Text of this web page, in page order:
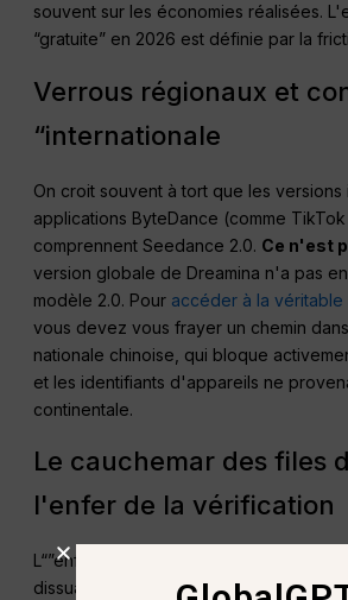
souvent sur les économies réalisées.
“gratuite” en 2026 est définie par la
Verrous régionaux et
“internationale
On croit souvent à tort que les versions
applications ByteDance (comme
comprennent Seedance 2.0. Ce n'est
version globale de Dreamina n'a pas
modèle 2.0. Pour accéder à la véritable
vous devez vous frayer un chemin
nationale chinoise, qui bloque
et les identifiants d'appareils ne
continentale.
Le cauchemar des files
l'enfer de la vérification
L“”enfer de la vérification“ est l'ultime
dissuasion. Pour activer les niveaux